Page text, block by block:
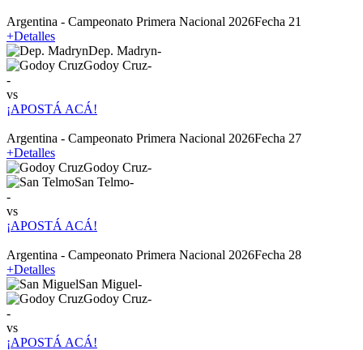
Argentina - Campeonato Primera Nacional 2026Fecha 21
+Detalles
Dep. Madryn-
Godoy Cruz-
-
vs
¡APOSTÁ ACÁ!
Argentina - Campeonato Primera Nacional 2026Fecha 27
+Detalles
Godoy Cruz-
San Telmo-
-
vs
¡APOSTÁ ACÁ!
Argentina - Campeonato Primera Nacional 2026Fecha 28
+Detalles
San Miguel-
Godoy Cruz-
-
vs
¡APOSTÁ ACÁ!